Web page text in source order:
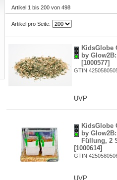
Artikel 1 bis 200 von 498
Artikel pro Seite:
KidsGlobe
by
[1000577]
GTIN
UVP
KidsGlobe
by
Füllung, 2
[1000614]
GTIN
UVP